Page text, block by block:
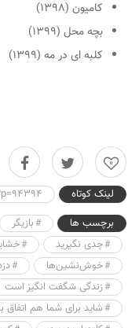
کامیون (۱۳۹۸)
بچه محل (۱۳۹۹)
کلبه ای در مه (۱۳۹۹)
0
لینک کوتاه
برچسب ها
بازیگر
جدی نگیرید
خوش‌نشین‌ها
زندگی شگفت انگیز است
شاید برای شما هم اتفاق